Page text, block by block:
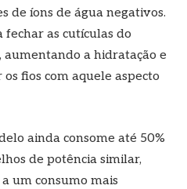
de íons de água negativos.
fechar as cutículas do
aumentando a hidratação e
fios com aquele aspecto
ainda consome até 50%
de potência similar,
um consumo mais